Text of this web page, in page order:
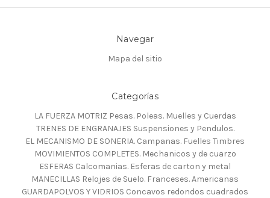
Navegar
Mapa del sitio
Categorías
LA FUERZA MOTRIZ Pesas. Poleas. Muelles y Cuerdas
TRENES DE ENGRANAJES Suspensiones y Pendulos.
EL MECANISMO DE SONERIA. Campanas. Fuelles Timbres
MOVIMIENTOS COMPLETES. Mechanicos y de cuarzo
ESFERAS Calcomanias. Esferas de carton y metal
MANECILLAS Relojes de Suelo. Franceses. Americanas
GUARDAPOLVOS Y VIDRIOS Concavos redondos cuadrados